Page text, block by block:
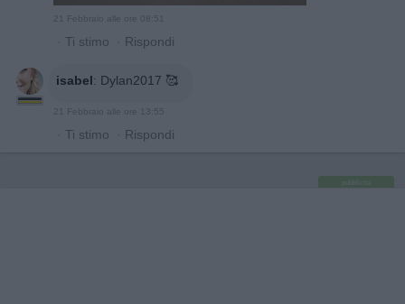
21 Febbraio alle ore 08:51
· Ti stimo · Rispondi
isabel: Dylan2017 🥰
21 Febbraio alle ore 13:55
· Ti stimo · Rispondi
pubblicità